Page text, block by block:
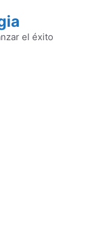
el éxito